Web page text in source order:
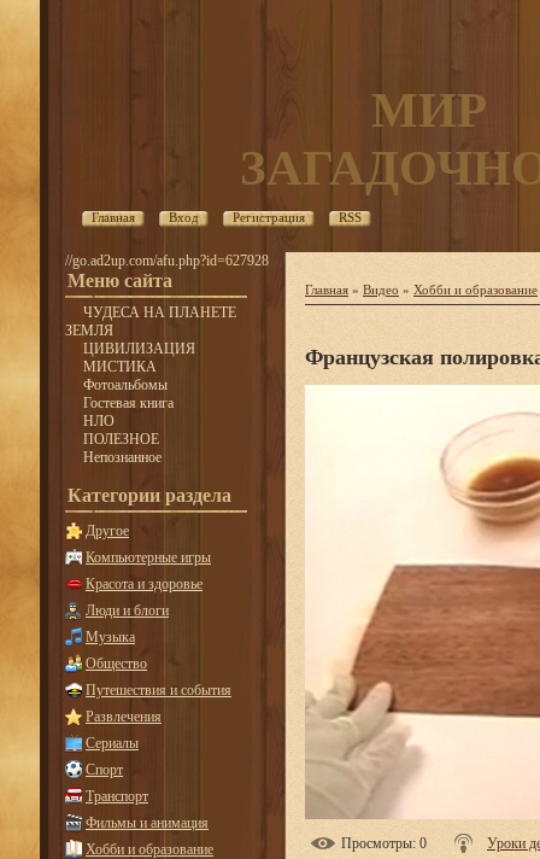
МИР
Главная Вход Регистрация RSS
//go.ad2up.com/afu.php?id=627928
Меню сайта
ЧУДЕСА НА ПЛАНЕТЕ
ЗЕМЛЯ
ЦИВИЛИЗАЦИЯ
МИСТИКА
Фотоальбомы
Гостевая книга
НЛО
ПОЛЕЗНОЕ
Непознанное
Категории раздела
Другое
Компьютерные игры
Красота и здоровье
Люди и блоги
Музыка
Общество
Путешествия и события
Развлечения
Сериалы
Спорт
Транспорт
Фильмы и анимация
Хобби и образование
Главная » Видео » Хобби и образование
Французская
Просмотры: 0 Уроки